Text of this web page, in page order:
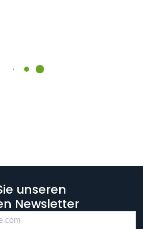
unseren
Newsletter